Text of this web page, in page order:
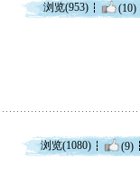
浏览(953) (10)
浏览(1080) (9)